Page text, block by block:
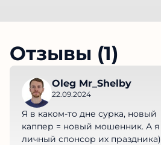
Отзывы (1)
Oleg Mr_Shelby
22.09.2024
Я в каком-то дне сурка, новый
каппер = новый мошенник. А я
личный спонсор их праздника)